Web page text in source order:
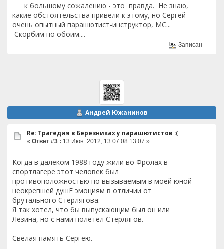
к большому сожалению - это правда. Не знаю,
какие обстоятельства привели к этому, но Сергей
очень опытный парашютист-инструктор, МС...
Скорбим по обоим....
Записан
Андрей Южанинов
Re: Трагедия в Березниках у парашютистов :(
« Ответ #3 : 13 Июн. 2012, 13:07:08 13:07 »
Когда в далеком 1988 году жили во Фролах в
спортлагере этот человек был
противоположностью по вызываемым в моей юной
неокрепшей душЕ эмоциям в отличии от
брутального Стерлягова.
Я так хотел, что бы выпускающим был он или
Лезина, но с нами полетел Стерлягов.
Свелая память Сергею.